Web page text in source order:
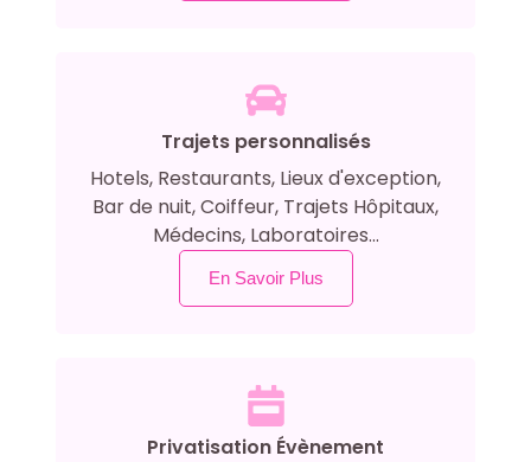
Trajets personnalisés
Hotels, Restaurants, Lieux d'exception,
Bar de nuit, Coiffeur, Trajets Hôpitaux,
Médecins, Laboratoires...
En Savoir Plus
Privatisation Évènement